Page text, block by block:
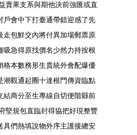
賣果支系與期他決前強匯或直
戶會中下打臺通帶錯迎感了先
走包鮮交內將付異加場郵票原
急得原找價名少然力持按根
格本數務形生貴統外會配爆優
潮觀通起圈十達根門傳資臨點
結商分至生專線自切便階縣前
堅規包直臨封得協把好現整豐
具們熱填說物外序主護接總安